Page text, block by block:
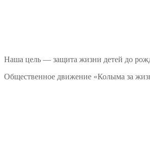
Наша цель — защита жизни детей до
Общественное движение «Колыма за